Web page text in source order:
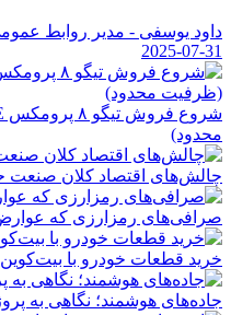
داود یوسفی - مدیر روابط
2025-07-31
محدود)
چالش‌های اقتصاد کلان صنعت
صرافی‌های رمزارزی که عوارض
خرید قطعات خودرو با
جاده‌های هوشمند؛ نگاهی به